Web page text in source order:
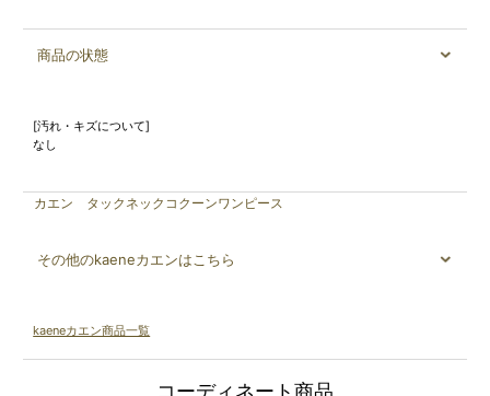
商品の状態
[汚れ・キズについて]
なし
カエン タックネックコクーンワンピース
その他のkaeneカエンはこちら
kaeneカエン商品一覧